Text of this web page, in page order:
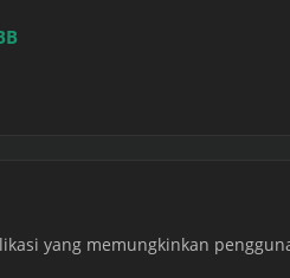
yang memungkinkan